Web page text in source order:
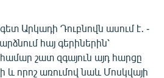
Արկադի Դուբնովն ասում է․ -
հայ գերիներին՝
շատ զգայուն այդ հարցը
և որոշ առումով նաև Մոսկվայի